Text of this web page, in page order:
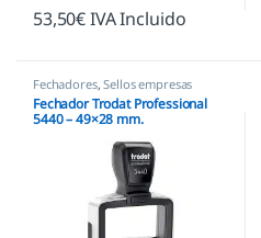
53,50€IVA Incluido
Fechadores,Sellos empresas
Fechador Trodat Professional
5440 – 49×28 mm.